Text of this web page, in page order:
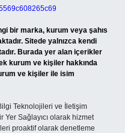
bir marka, kurum veya şahıs
Sitede yalnızca kendi
Burada yer alan içerikler
kurum ve kişiler hakkında
ve kişiler ile isim
Teknolojileri ve İletişim
Yer Sağlayıcı olarak hizmet
proaktif olarak denetleme